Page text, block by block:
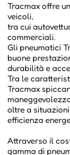
Tracmax offre
veicoli,
tra cui
commerciali.
Gli pneumatici
buone
durabilità e
Tra le
Tracmax
oltre a
efficienza
Attraverso il
gamma di